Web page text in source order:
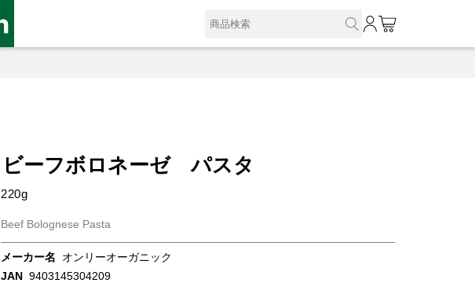
ビーフボロネーゼ パスタ
220g
Beef Bolognese Pasta
メーカー名
オンリーオーガニック
JAN 9403145304209